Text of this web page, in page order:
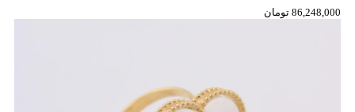
86,248,000 تومان